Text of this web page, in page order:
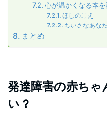
心が温かくなる本を
ほしのこえ
ちいさなあな
まとめ
発達障害の赤ち
い？